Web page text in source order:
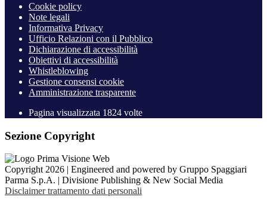
Cookie policy
Note legali
Informativa Privacy
Ufficio Relazioni con il Pubblico
Dichiarazione di accessibilità
Obiettivi di accessibilità
Whistleblowing
Gestione consensi cookie
Amministrazione trasparente
Pagina visualizzata 1824 volte
Sezione Copyright
Copyright 2026 | Engineered and powered by Gruppo Spaggiari
Parma S.p.A. | Divisione Publishing & New Social Media
Disclaimer trattamento dati personali